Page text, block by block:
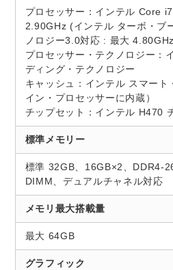
プロセッサー：インテル Core
2.90GHz (インテル ターボ・ブ
ノロジー3.0対応 : 最大
プロセッサー・テクノロジー：
ディング・テクノロジー
キャッシュ：インテル スマート
イン・プロセッサーに内蔵）
チップセット：インテル H470
標準メモリー
標準 32GB、16GB×2、DDR4-
DIMM、デュアルチャネル対応
メモリ最大搭載量
最大 64GB
グラフィック